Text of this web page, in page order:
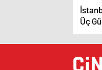
Üç